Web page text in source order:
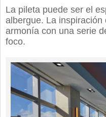
La pileta puede ser el
albergue. La
armonía con una serie
foco.